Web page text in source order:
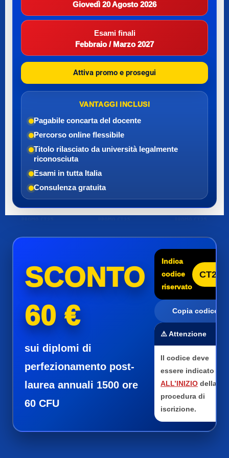
Giovedì 20 Agosto 2026
Esami finali
Febbraio / Marzo 2027
Attiva promo e prosegui
VANTAGGI INCLUSI
Pagabile concarta del docente
Percorso online flessibile
Titolo rilasciato da università legalmente
riconosciuta
Esami in tutta Italia
Consulenza gratuita
SCONTO
60 €
sui diplomi di
perfezionamento post-
laurea annuali 1500 ore
60 CFU
Indica
codice
riservato
CT25
Copia codice
⚠️ Attenzione
Il codice deve
essere indicato
ALL’INIZIO della
procedura di
iscrizione.